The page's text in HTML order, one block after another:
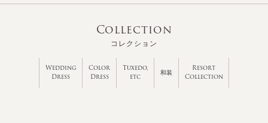
Collection
コレクション
Wedding
Dress
Color
Dress
Tuxedo,
etc
和装
Resort
Collection